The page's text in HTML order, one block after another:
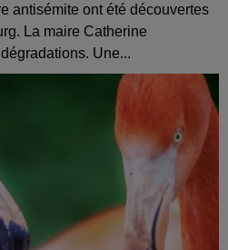
antisémite ont été découvertes
La maire Catherine
Une...